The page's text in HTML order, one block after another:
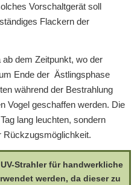
Vorschaltgerät soll
Flackern der
dem Zeitpunkt, wo der
Ende der Ästlingsphase
während der Bestrahlung
Vogel geschaffen werden. Die
lang leuchten, sondern
Rückzugsmöglichkeit.
Strahler für handwerkliche
werden, da dieser zu